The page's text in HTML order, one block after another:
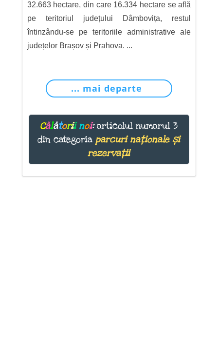
32.663 hectare, din care 16.334 hectare se află
pe teritoriul județului Dâmbovița, restul
întinzându-se pe teritoriile administrative ale
județelor Brașov și Prahova. ...
... mai departe
Călătorii noi:articolul numarul 3
din categoriaparcuri naționale și
rezervații